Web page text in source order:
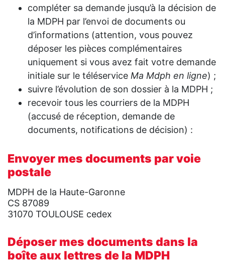
compléter sa demande jusqu’à la décision de
la MDPH par l’envoi de documents ou
d’informations (attention, vous pouvez
déposer les pièces complémentaires
uniquement si vous avez fait votre demande
initiale sur le téléservice Ma Mdph en ligne) ;
suivre l’évolution de son dossier à la MDPH ;
recevoir tous les courriers de la MDPH
(accusé de réception, demande de
documents, notifications de décision) :
Envoyer mes documents par voie
postale
MDPH de la Haute-Garonne
CS 87089
31070 TOULOUSE cedex
Déposer mes documents dans la
boîte aux lettres de la MDPH